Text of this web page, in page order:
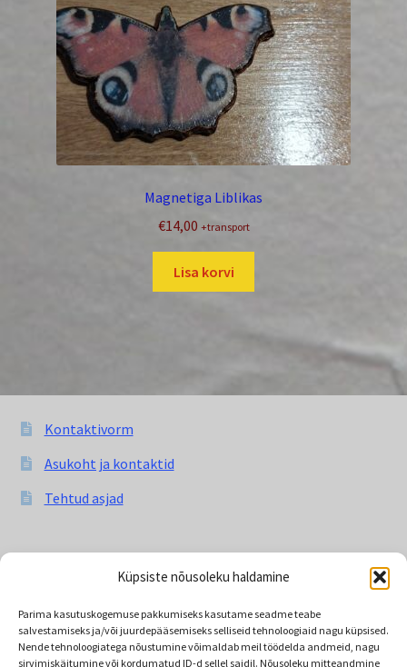
Küpsiste nõusoleku haldamine
Parima kasutuskogemuse pakkumiseks kasutame seadme teabe
salvestamiseks ja/või juurdepääsemiseks selliseid tehnoloogiaid nagu küpsised.
Nende tehnoloogiatega nõustumine võimaldab meil töödelda andmeid, nagu
sirvimiskäitumine või kordumatud ID-d sellel saidil. Nõusoleku mitteandmine
Magnetiga Liblikas
€14,00 +transport
Lisa korvi
Kontaktivorm
Asukoht ja kontaktid
Tehtud asjad
Instagram
YouTubeWordPress
Facebook